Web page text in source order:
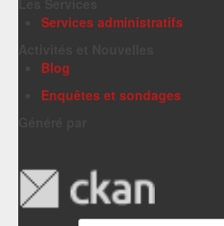
Services administratifs
Blog
Enquêtes et sondages